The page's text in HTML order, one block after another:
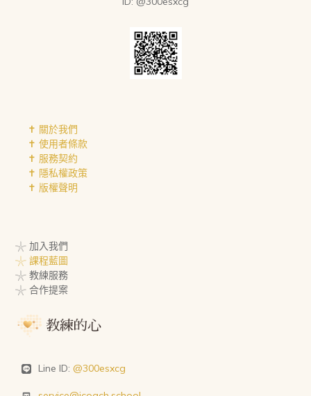
✝︎ 關於我們
✝︎ 使用者條款
✝︎ 服務契約
✝︎ 隱私權政策
✝︎ 版權聲明
𓇼 加入我們
𓇼 課程藍圖
𓇼 教練服務
𓇼 合作提案
Line ID: @300esxcg